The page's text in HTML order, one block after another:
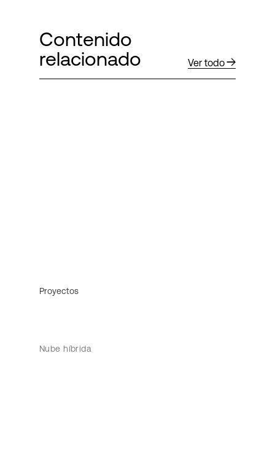
Contenido
relacionado
Ver todo
Proyectos
Nube híbrida